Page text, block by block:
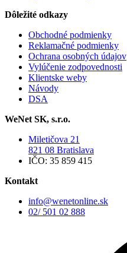
Dôležité odkazy
Obchodné podmienky
Reklamačné podmienky
Ochrana osobných údajov
Vylúčenie zodpovednosti
Klientske weby
Návody
DSA
WeNet SK, s.r.o.
Miletičova 21
821 08 Bratislava
IČO: 35 859 415
Kontakt
info@wenetonline.sk
02/ 501 02 888